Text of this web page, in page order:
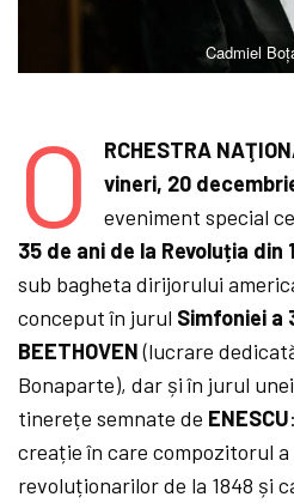
Cadmiel
O RCHESTRA
vineri, 20
eveniment special
35 de ani de la Revoluția din
sub bagheta dirijorului
conceput în jurul Simfoniei a
BEETHOVEN(lucrare
Bonaparte), dar și în jurul
tinerețe semnate de ENESCU
creație în care compozitorul
revoluționarilor de la 1848 și